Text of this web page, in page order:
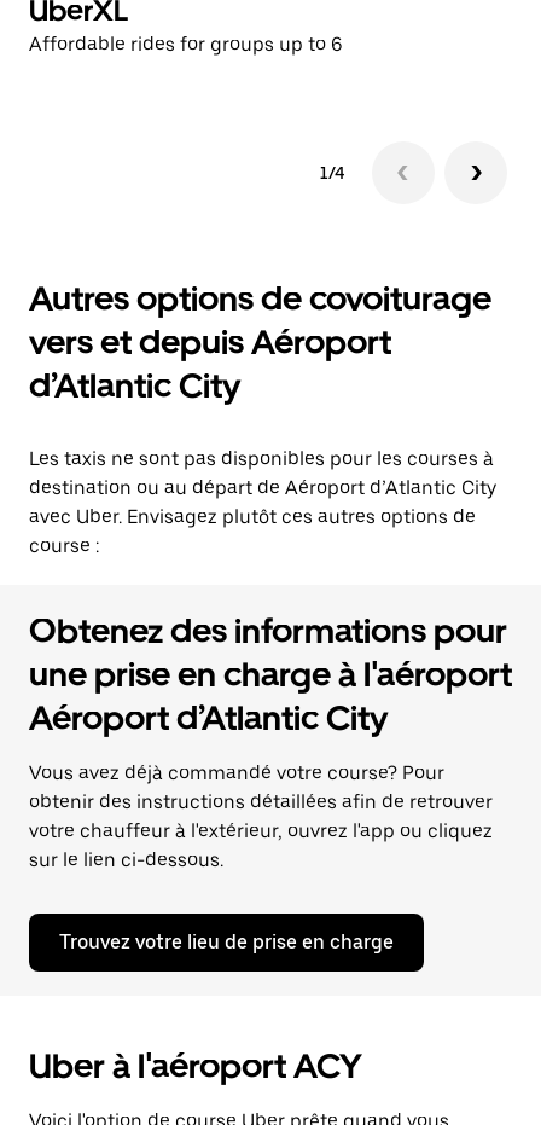
UberXL
Affordable rides for groups up to 6
1/4
Autres options de covoiturage
vers et depuis Aéroport
d’Atlantic City
Les taxis ne sont pas disponibles pour les courses à
destination ou au départ de Aéroport d’Atlantic City
avec Uber. Envisagez plutôt ces autres options de
course :
Obtenez des informations pour
une prise en charge à l'aéroport
Aéroport d’Atlantic City
Vous avez déjà commandé votre course? Pour
obtenir des instructions détaillées afin de retrouver
votre chauffeur à l'extérieur, ouvrez l'app ou cliquez
sur le lien ci-dessous.
Trouvez votre lieu de prise en charge
Uber à l'aéroport ACY